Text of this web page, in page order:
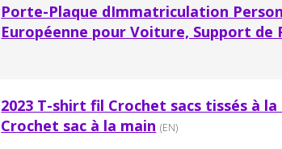
Porte-Plaque dImmatriculation
Européenne pour Voiture, Support de
2023 T-shirt fil Crochet sacs tissés à
Crochet sac à la main (EN)